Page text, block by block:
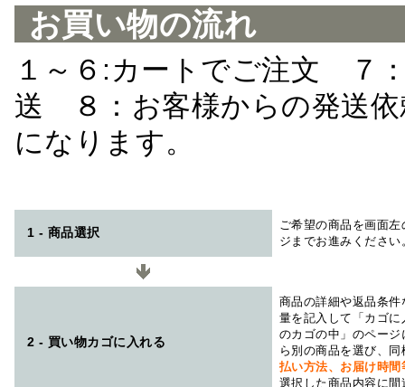
お買い物の流れ
１～６:カートでご注文 ７
送 ８：お客様からの発送
になります。
1 - 商品選択
ご希望の商品を画面
ジまでお進みください
2 - 買い物カゴに入れる
商品の詳細や返品条
量を記入して「カゴ
のカゴの中」のペー
ら別の商品を選び、
払い方法、お届け時
選択した商品内容に